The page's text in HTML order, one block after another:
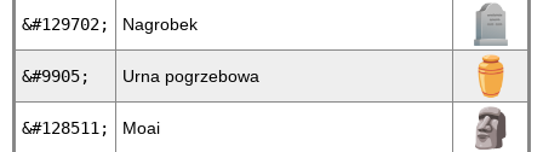
&#129702; Nagrobek 🪦
&#9905; Urna pogrzebowa ⚱
&#128511; Moai 🗿